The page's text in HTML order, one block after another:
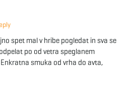
spet mal v hribe pogledat in sva se
po od vetra speglanem
smuka od vrha do avta,